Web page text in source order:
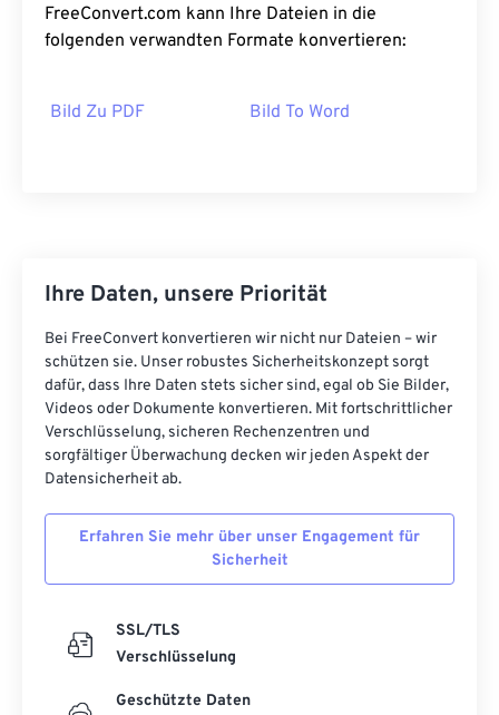
FreeConvert.com kann Ihre Dateien in die
folgenden verwandten Formate konvertieren:
Bild Zu PDF Bild To Word
Ihre Daten, unsere Priorität
Bei FreeConvert konvertieren wir nicht nur Dateien – wir
schützen sie. Unser robustes Sicherheitskonzept sorgt
dafür, dass Ihre Daten stets sicher sind, egal ob Sie Bilder,
Videos oder Dokumente konvertieren. Mit fortschrittlicher
Verschlüsselung, sicheren Rechenzentren und
sorgfältiger Überwachung decken wir jeden Aspekt der
Datensicherheit ab.
Erfahren Sie mehr über unser Engagement für
Sicherheit
SSL/TLS
Verschlüsselung
Geschützte Daten